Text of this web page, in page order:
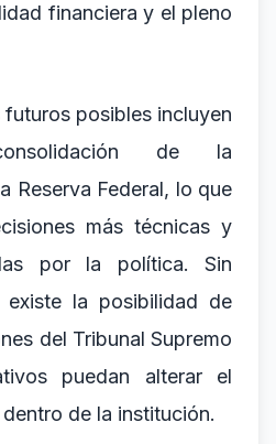
financiera y el pleno
futuros posibles incluyen
de la
Reserva Federal, lo que
más técnicas y
por la política. Sin
existe la posibilidad de
del Tribunal Supremo
puedan alterar el
de la institución.